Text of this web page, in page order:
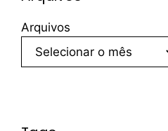
Arquivos